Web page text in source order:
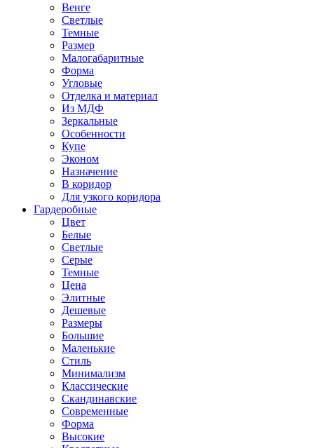
Венге
Светлые
Темные
Размер
Малогабаритные
Форма
Угловые
Отделка и материал
Из МДФ
Зеркальные
Особенности
Купе
Эконом
Назначение
В коридор
Для узкого коридора
Гардеробные
Цвет
Белые
Светлые
Серые
Темные
Цена
Элитные
Дешевые
Размеры
Большие
Маленькие
Стиль
Минимализм
Классические
Скандинавские
Современные
Форма
Высокие